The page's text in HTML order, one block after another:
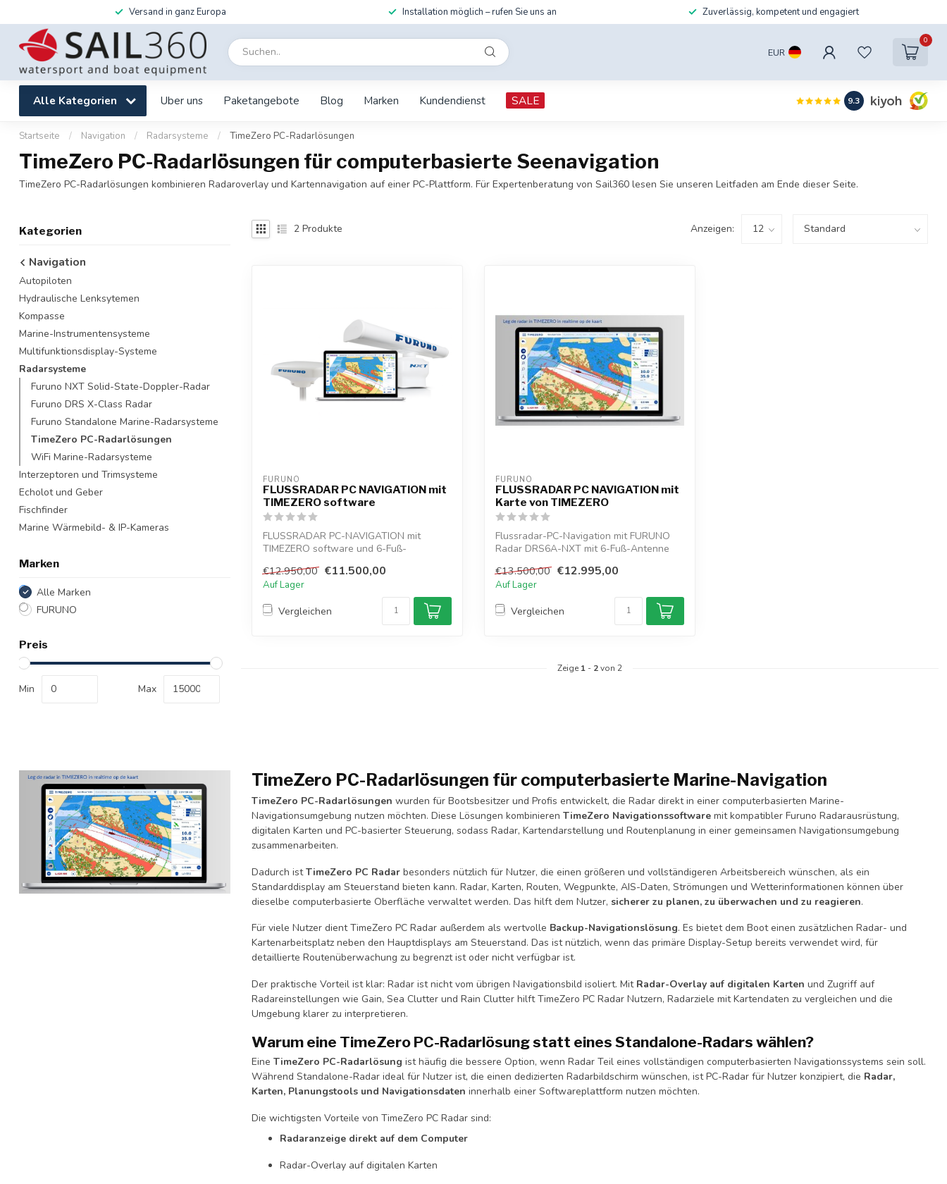
Versand in ganz Europa Installation möglich – rufen Sie uns an Zuverlässig, kompetent und engagiert
EUR
0
Alle Kategorien Uber uns Paketangebote Blog Marken Kundendienst SALE 9.3
Startseite / Navigation / Radarsysteme / TimeZero PC-Radarlösungen
TimeZero PC-Radarlösungen für computerbasierte Seenavigation
TimeZero PC-Radarlösungen kombinieren Radaroverlay und Kartennavigation auf einer PC-Plattform. Für Expertenberatung von Sail360 lesen Sie unseren Leitfaden am Ende dieser Seite.
Kategorien
Navigation
Autopiloten
Hydraulische Lenksytemen
Kompasse
Marine-Instrumentensysteme
Multifunktionsdisplay-Systeme
Radarsysteme
Furuno NXT Solid-State-Doppler-Radar
Furuno DRS X-Class Radar
Furuno Standalone Marine-Radarsysteme
TimeZero PC-Radarlösungen
WiFi Marine-Radarsysteme
Interzeptoren und Trimsysteme
Echolot und Geber
Fischfinder
Marine Wärmebild- & IP-Kameras
Marken
Alle Marken
FURUNO
Preis
Min Max
2 Produkte Anzeigen:
FURUNO
FLUSSRADAR PC NAVIGATION mit
TIMEZERO software
FLUSSRADAR PC-NAVIGATION mit
TIMEZERO software und 6-Fuß-
€12.950,00 €11.500,00
Auf Lager
Vergleichen
FURUNO
FLUSSRADAR PC NAVIGATION mit
Karte von TIMEZERO
Flussradar-PC-Navigation mit FURUNO
Radar DRS6A-NXT mit 6-Fuß-Antenne
€13.500,00 €12.995,00
Auf Lager
Vergleichen
Zeige 1 - 2von 2
TimeZero PC-Radarlösungen für computerbasierte Marine-Navigation
TimeZero PC-Radarlösungen wurden für Bootsbesitzer und Profis entwickelt, die Radar direkt in einer computerbasierten Marine-
Navigationsumgebung nutzen möchten. Diese Lösungen kombinieren TimeZero Navigationssoftware mit kompatibler Furuno Radarausrüstung,
digitalen Karten und PC-basierter Steuerung, sodass Radar, Kartendarstellung und Routenplanung in einer gemeinsamen Navigationsumgebung
zusammenarbeiten.
Dadurch istTimeZero PC Radar besonders nützlich für Nutzer, die einen größeren und vollständigeren Arbeitsbereich wünschen, als ein
Standarddisplay am Steuerstand bieten kann. Radar, Karten, Routen, Wegpunkte, AIS-Daten, Strömungen und Wetterinformationen können über
dieselbe computerbasierte Oberfläche verwaltet werden. Das hilft dem Nutzer, sicherer zu planen, zu überwachen und zu reagieren.
Für viele Nutzer dient TimeZero PC Radar außerdem als wertvolle Backup-Navigationslösung. Es bietet dem Boot einen zusätzlichen Radar- und
Kartenarbeitsplatz neben den Hauptdisplays am Steuerstand. Das ist nützlich, wenn das primäre Display-Setup bereits verwendet wird, für
detaillierte Routenüberwachung zu begrenzt ist oder nicht verfügbar ist.
Der praktische Vorteil ist klar: Radar ist nicht vom übrigen Navigationsbild isoliert. Mit Radar-Overlay auf digitalen Karten und Zugriff auf
Radareinstellungen wie Gain, Sea Clutter und Rain Clutter hilft TimeZero PC Radar Nutzern, Radarziele mit Kartendaten zu vergleichen und die
Umgebung klarer zu interpretieren.
Warum eine TimeZero PC-Radarlösung statt eines Standalone-Radars wählen?
Eine TimeZero PC-Radarlösung ist häufig die bessere Option, wenn Radar Teil eines vollständigen computerbasierten Navigationssystems sein soll.
Während Standalone-Radar ideal für Nutzer ist, die einen dedizierten Radarbildschirm wünschen, ist PC-Radar für Nutzer konzipiert, die Radar,
Karten, Planungstools und Navigationsdaten innerhalb einer Softwareplattform nutzen möchten.
Die wichtigsten Vorteile von TimeZero PC Radar sind:
Radaranzeige direkt auf dem Computer
Radar-Overlay auf digitalen Karten